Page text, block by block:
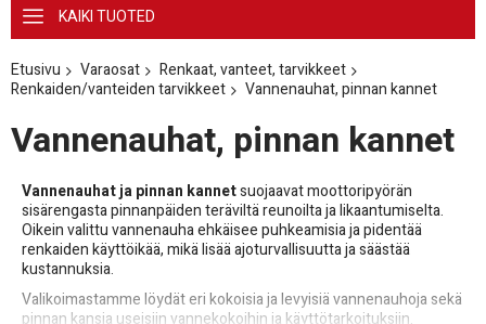
KAIKI TUOTED
Etusivu Varaosat
Renkaat, vanteet, tarvikkeet
Renkaiden/vanteiden tarvikkeet
Vannenauhat, pinnan kannet
Vannenauhat, pinnan kannet
Vannenauhat ja pinnan kannetsuojaavat moottoripyörän
sisärengasta pinnanpäiden teräviltä reunoilta ja likaantumiselta.
Oikein valittu vannenauha ehkäisee puhkeamisia ja pidentää
renkaiden käyttöikää, mikä lisää ajoturvallisuutta ja säästää
kustannuksia.
Valikoimastamme löydät eri kokoisia ja levyisiä vannenauhoja sekä
pinnan kansia useisiin vannekokoihin ja käyttötarkoituksiin.